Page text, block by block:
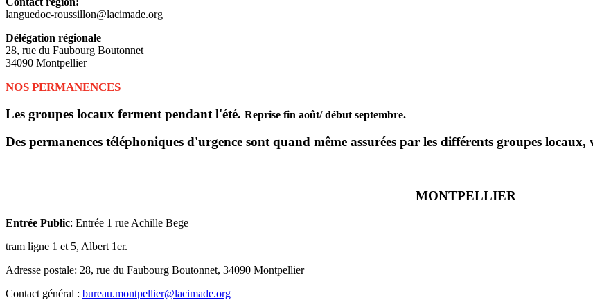
languedoc-roussillon@lacimade.org
Délégation régionale
28, rue du Faubourg Boutonnet
34090 Montpellier
NOS PERMANENCES
Les groupes locaux ferment pendant l'été. Reprise fin août/ début septembre.
Des permanences téléphoniques d'urgence sont quand même assurées par les différents groupes locaux,
MONTPELLIER
Entrée Public: Entrée 1 rue Achille Bege
tram ligne 1 et 5, Albert 1er.
Adresse postale: 28, rue du Faubourg Boutonnet, 34090 Montpellier
Contact général : bureau.montpellier@lacimade.org